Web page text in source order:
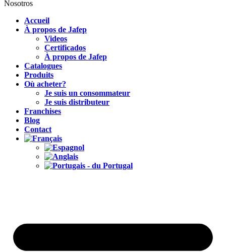
Nosotros
Accueil
À propos de Jafep
Videos
Certificados
À propos de Jafep
Catalogues
Produits
Où acheter?
Je suis un consommateur
Je suis distributeur
Franchises
Blog
Contact